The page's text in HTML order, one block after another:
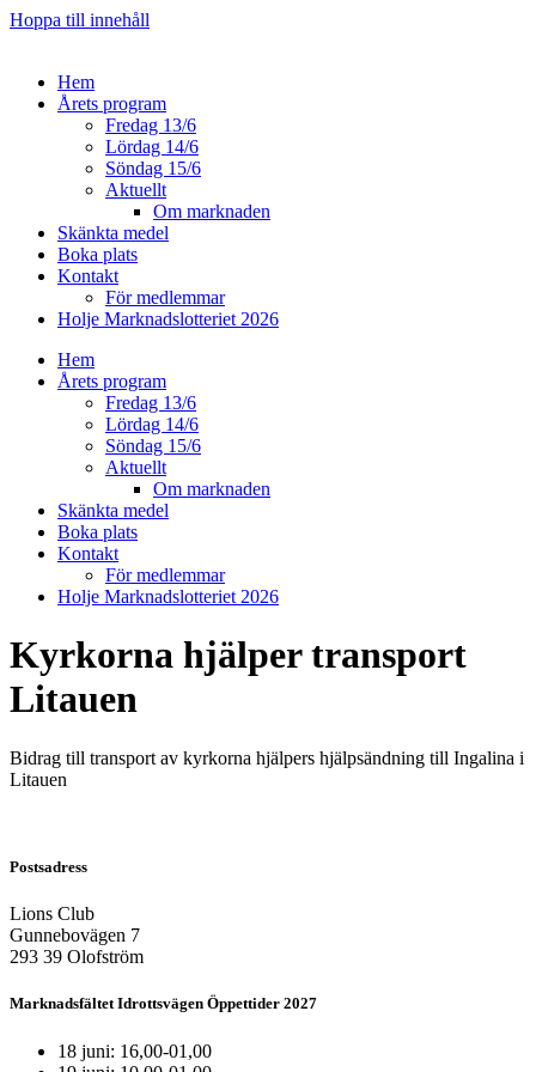
Hoppa till innehåll
Hem
Årets program
Fredag 13/6
Lördag 14/6
Söndag 15/6
Aktuellt
Om marknaden
Skänkta medel
Boka plats
Kontakt
För medlemmar
Holje Marknadslotteriet 2026
Hem
Årets program
Fredag 13/6
Lördag 14/6
Söndag 15/6
Aktuellt
Om marknaden
Skänkta medel
Boka plats
Kontakt
För medlemmar
Holje Marknadslotteriet 2026
Kyrkorna hjälper transport
Litauen
Bidrag till transport av kyrkorna hjälpers hjälpsändning till Ingalina i
Litauen
Postsadress
Lions Club
Gunnebovägen 7
293 39 Olofström
Marknadsfältet Idrottsvägen Öppettider 2027
18 juni: 16,00-01,00